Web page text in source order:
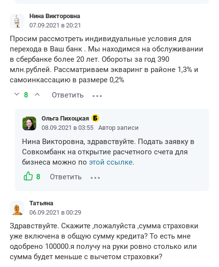
Нина Викторовна
07.09.2021 в 20:21
Просим рассмотреть индивидуальные условия для
перехода в Ваш банк . Мы находимся на обслуживании
в сбербанке более 20 лет. Обороты за год 390
млн.рублей. Рассматриваем экваринг в районе 1,3% и
самоинкассацию в размере 0,2%
8
Ответить
Ольга Пихоцкая
08.09.2021 в 03:55
Автор записи
Нина Викторовна, здравствуйте. Подать заявку в
Совкомбанк на открытие расчетного счета для
бизнеса можно по этой ссылке.
8
Ответить
Татьяна
06.09.2021 в 00:29
Здравствуйте. Скажите ,пожалуйста ,сумма страховки
уже включена в общую сумму кредита? То есть мне
одобрено 100000.я получу на руки ровно столько или
сумма будет меньше с вычетом страховки?